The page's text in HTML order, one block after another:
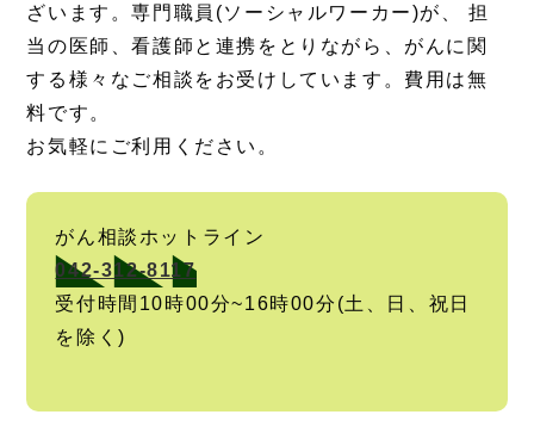
ざいます。専門職員(ソーシャルワーカー)が、 担
当の医師、看護師と連携をとりながら、がんに関
する様々なご相談をお受けしています。費用は無
料です。
お気軽にご利用ください。
がん相談ホットライン
042-312-8117
受付時間10時00分~16時00分(土、日、祝日
を除く)